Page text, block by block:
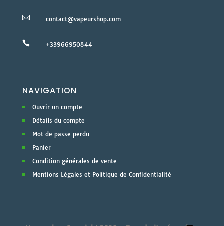
 contact@vapeurshop.com
 +33966950844
NAVIGATION
Ouvrir un compte
Détails du compte
Mot de passe perdu
Panier
Condition générales de vente
Mentions Légales et Politique de Confidentialité